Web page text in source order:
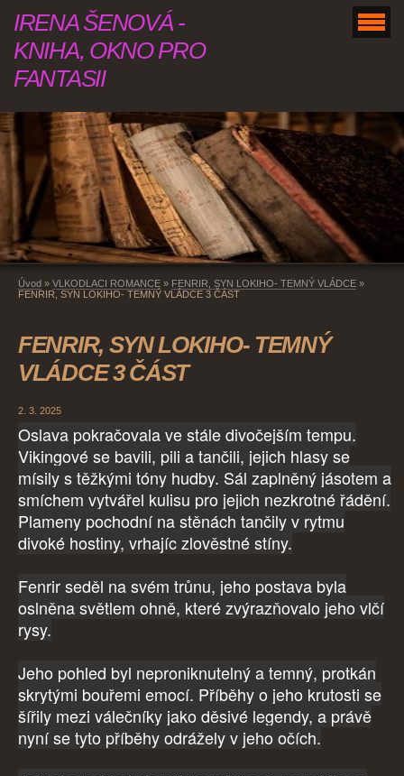
IRENA ŠENOVÁ -
KNIHA, OKNO PRO
FANTASII
Úvod » VLKODLACI ROMANCE » FENRIR, SYN LOKIHO- TEMNÝ VLÁDCE »
FENRIR, SYN LOKIHO- TEMNÝ VLÁDCE 3 ČÁST
FENRIR, SYN LOKIHO- TEMNÝ
VLÁDCE 3 ČÁST
2. 3. 2025
Oslava pokračovala ve stále divočejším tempu.
Vikingové se bavili, pili a tančili, jejich hlasy se
mísily s těžkými tóny hudby. Sál zaplněný jásotem a
smíchem vytvářel kulisu pro jejich nezkrotné řádění.
Plameny pochodní na stěnách tančily v rytmu
divoké hostiny, vrhajíc zlověstné stíny.
Fenrir seděl na svém trůnu, jeho postava byla
oslněna světlem ohně, které zvýrazňovalo jeho vlčí
rysy.
Jeho pohled byl neproniknutelný a temný, protkán
skrytými bouřemi emocí. Příběhy o jeho krutosti se
šířily mezi válečníky jako děsivé legendy, a právě
nyní se tyto příběhy odrážely v jeho očích.